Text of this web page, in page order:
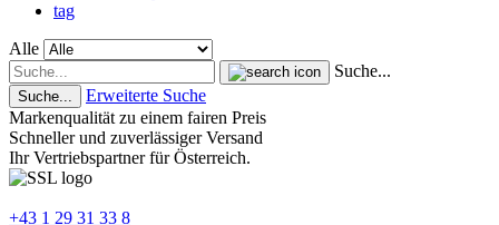
tag
Alle
Suche...
Suche...
Erweiterte Suche
Markenqualität zu einem fairen Preis
Schneller und zuverlässiger Versand
Ihr Vertriebspartner für Österreich.
+43 1 29 31 33 8